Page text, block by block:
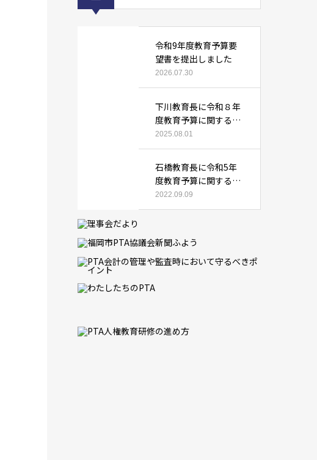
令和9年度教育予算要
望書を提出しました
2026.07.30
下川教育長に令和８年
度教育予算に関する要
望書を提出しました
2025.08.01
石橋教育長に令和5年
度教育予算に関する要
望書を提出しました
2022.09.09